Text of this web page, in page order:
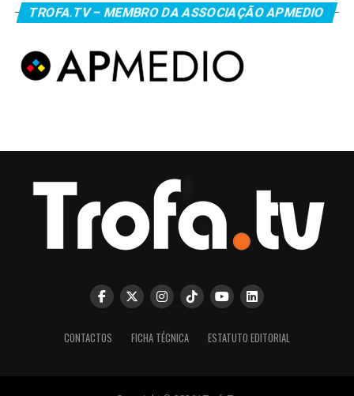
TROFA.TV – MEMBRO DA ASSOCIAÇÃO APMEDIO
CONTACTOS FICHA TÉCNICA ESTATUTO EDITORIAL